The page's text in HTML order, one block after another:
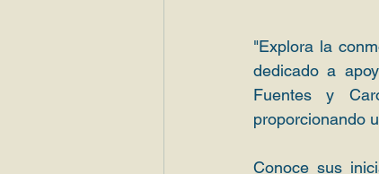
"Explora la
dedicado a
Fuentes y
proporcionando
Conoce sus